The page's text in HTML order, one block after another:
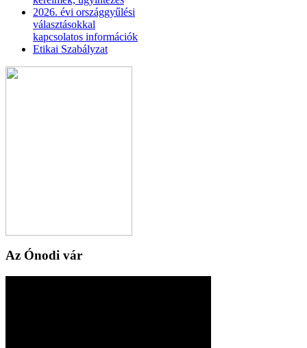
2026. évi országgyűlési
választásokkal
kapcsolatos információk
Etikai Szabályzat
Az Ónodi vár